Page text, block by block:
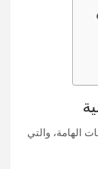
الهامة، والتي